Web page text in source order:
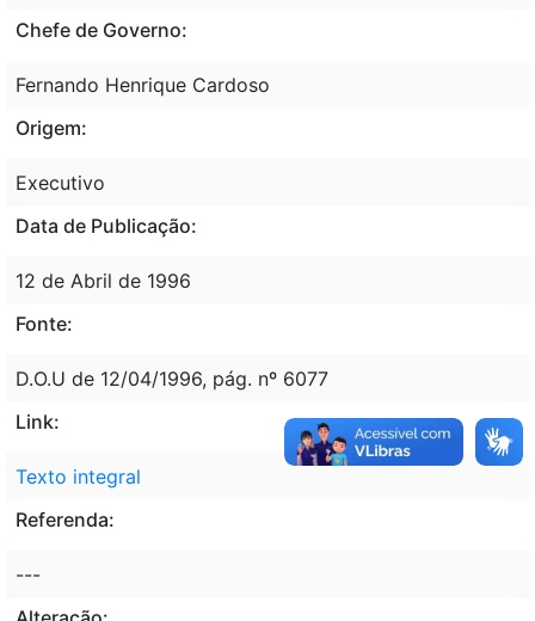
Chefe de Governo:
Fernando Henrique Cardoso
Origem:
Executivo
Data de Publicação:
12 de Abril de 1996
Fonte:
D.O.U de 12/04/1996, pág. nº 6077
Link:
Texto integral
Referenda:
---